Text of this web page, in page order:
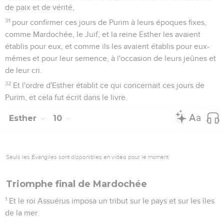
de paix et de vérité,
31 pour confirmer ces jours de Purim à leurs époques fixes,
comme Mardochée, le Juif, et la reine Esther les avaient
établis pour eux, et comme ils les avaient établis pour eux-
mêmes et pour leur semence, à l'occasion de leurs jeûnes et
de leur cri.
32 Et l'ordre d'Esther établit ce qui concernait ces jours de
Purim, et cela fut écrit dans le livre.
Esther 10
Seuls les Évangiles sont disponibles en vidéo pour le moment.
Triomphe final de Mardochée
1 Et le roi Assuérus imposa un tribut sur le pays et sur les îles
de la mer.